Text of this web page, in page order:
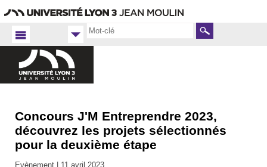
Rechercher
Accueil
FR
Université
Concours J'M Entreprendre 2023,
découvrez les projets sélectionnés
pour la deuxième étape
Evènement | 11 avril 2023